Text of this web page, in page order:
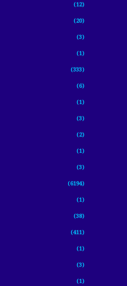
(12)
(20)
(3)
(1)
(333)
(6)
(1)
(3)
(2)
(1)
(3)
(6194)
(1)
(38)
(411)
(1)
(3)
(1)